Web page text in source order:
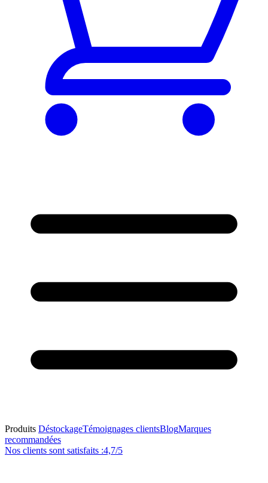
Produits DéstockageTémoignages clientsBlogMarques
recommandées
Nos clients sont satisfaits :4,7/5